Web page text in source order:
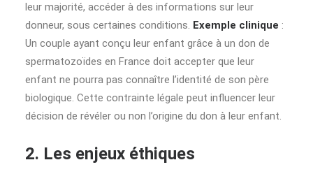
leur majorité, accéder à des informations sur leur
donneur, sous certaines conditions. Exemple clinique :
Un couple ayant conçu leur enfant grâce à un don de
spermatozoïdes en France doit accepter que leur
enfant ne pourra pas connaître l’identité de son père
biologique. Cette contrainte légale peut influencer leur
décision de révéler ou non l’origine du don à leur enfant.
2. Les enjeux éthiques